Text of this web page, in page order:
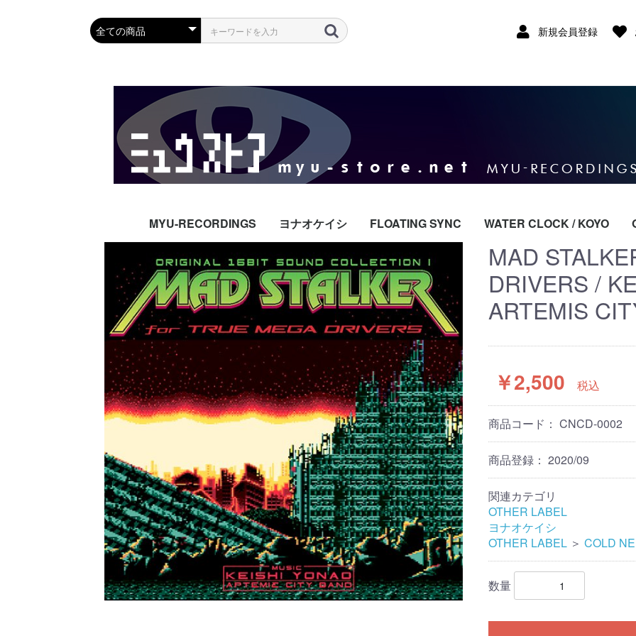
新規会員登録
MYU-RECORDINGS ヨナオケイシ FLOATING SYNC WATER CLOCK / KOYO
MAD
DRIVERS /
ARTEMIS
￥2,500 税込
商品コード： CNCD-0002
商品登録： 2020/09
関連カテゴリ
OTHER LABEL
ヨナオケイシ
OTHER LABEL ＞ COLD
数量